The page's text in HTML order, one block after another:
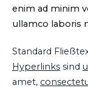
enim ad minim
ullamco laboris
Standard
Hyperlinks sind
amet,